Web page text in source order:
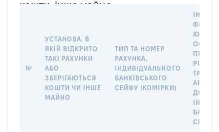
кошти, інше майно
№
УСТАНОВА, В
ЯКІЙ ВІДКРИТО
ТАКІ РАХУНКИ
АБО
ЗБЕРІГАЮТЬСЯ
КОШТИ ЧИ ІНШЕ
МАЙНО
ТИП ТА НОМЕР
РАХУНКА,
ІНДИВІДУАЛЬНОГО
БАНКІВСЬКОГО
СЕЙФУ (КОМІРКИ)
ПРАВО
ТАКИМ
АБО
ДО
СЕЙФУ